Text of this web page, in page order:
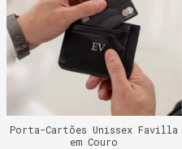
Porta-Cartões Unissex Favilla
em Couro